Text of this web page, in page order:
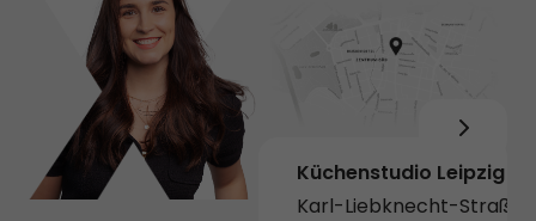
Küchenstudio Leipzig
Karl-Liebknecht-Straße